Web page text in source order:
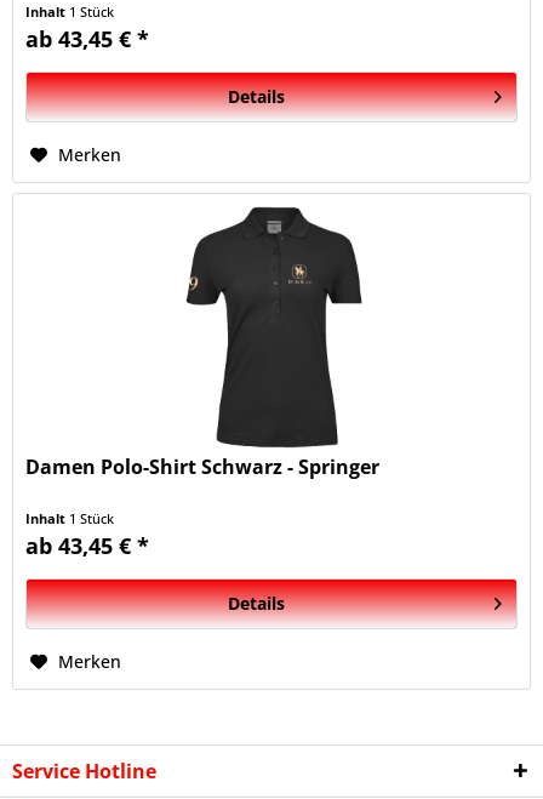
Inhalt 1 Stück
ab 43,45 € *
Details
Merken
Damen Polo-Shirt Schwarz - Springer
Inhalt 1 Stück
ab 43,45 € *
Details
Merken
Service Hotline